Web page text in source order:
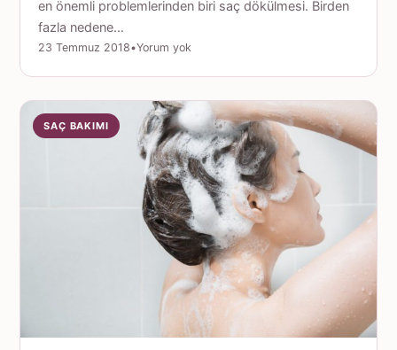
en önemli problemlerinden biri saç dökülmesi. Birden
fazla nedene…
23 Temmuz 2018•Yorum yok
SAÇ BAKIMI